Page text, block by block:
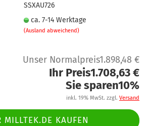
SSXAU726
ca. 7-14 Werktage
(Ausland abweichend)
Unser Normalpreis1.898,48 €
Ihr Preis1.708,63 €
Sie sparen10%
inkl. 19% MwSt. zzgl. Versand
MILLTEK.DE KAUFEN